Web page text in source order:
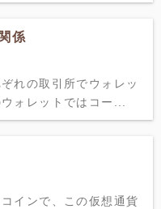
係
れの取引所でウォレッ
ォレットではコー...
インで、この仮想通貨